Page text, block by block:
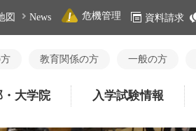
図 News 危機管理 資料請求
教育関係の方 一般の方
・大学院 入学試験情報